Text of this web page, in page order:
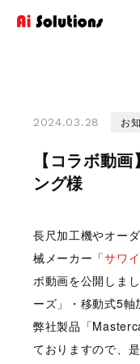
2024.03.28 お
【コラボ動
ング様
長尺加工機やオー
械メーカー「サワ
ボ動画を公開しま
ーズ」・移動式5
弊社製品「
ておりますので、